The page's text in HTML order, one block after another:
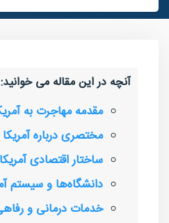
آنچه در این مقاله می خوانید:
مقدمه مهاجرت به
مختصری درباره آمریکا
ساختار اقتصادی آمریکا
دانشگاه‌ها و سیستم
خدمات درمانی و